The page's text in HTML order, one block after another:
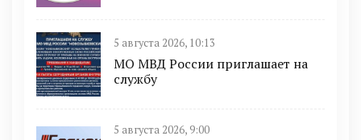
5 августа 2026, 10:13
МО МВД России приглашает на
службу
5 августа 2026, 9:00